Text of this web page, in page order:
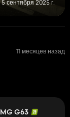
5 сентября 2025 г.
11 месяцев назад
G63